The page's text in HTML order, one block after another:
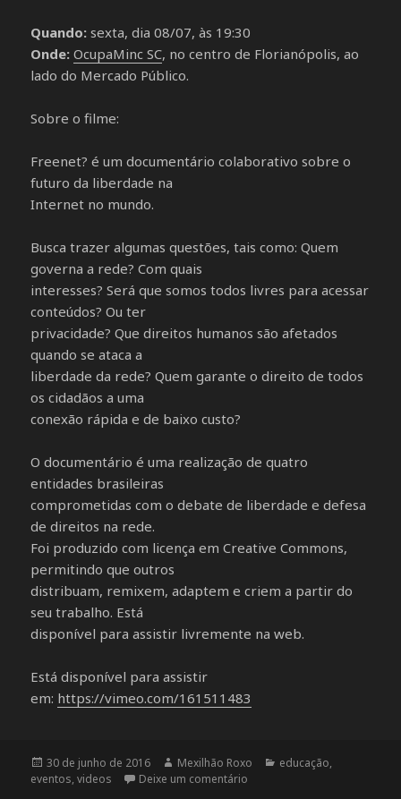
Quando: sexta, dia 08/07, às 19:30
Onde: OcupaMinc SC, no centro de Florianópolis, ao
lado do Mercado Público.
Sobre o filme:
Freenet? é um documentário colaborativo sobre o
futuro da liberdade na
Internet no mundo.
Busca trazer algumas questões, tais como: Quem
governa a rede? Com quais
interesses? Será que somos todos livres para acessar
conteúdos? Ou ter
privacidade? Que direitos humanos são afetados
quando se ataca a
liberdade da rede? Quem garante o direito de todos
os cidadãos a uma
conexão rápida e de baixo custo?
O documentário é uma realização de quatro
entidades brasileiras
comprometidas com o debate de liberdade e defesa
de direitos na rede.
Foi produzido com licença em Creative Commons,
permitindo que outros
distribuam, remixem, adaptem e criem a partir do
seu trabalho. Está
disponível para assistir livremente na web.
Está disponível para assistir
em: https://vimeo.com/161511483
Publicado
em
30 de junho de 2016 Autor
Mexilhão Roxo Categorias
educação,
eventos,videos Deixe um comentário